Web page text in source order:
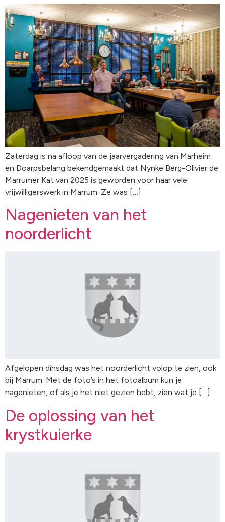
Zaterdag is na afloop van de jaarvergadering van Marheim
en Doarpsbelang bekendgemaakt dat Nynke Berg-Olivier de
Marrumer Kat van 2025 is geworden voor haar vele
vrijwilligerswerk in Marrum. Ze was […]
Nagenieten van het
noorderlicht
Afgelopen dinsdag was het noorderlicht volop te zien, ook
bij Marrum. Met de foto’s in het fotoalbum kun je
nagenieten, of als je het niet gezien hebt, zien wat je […]
De oplossing van het
krystkuierke